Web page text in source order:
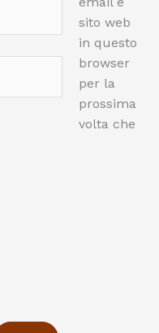
sito web
in questo
browser
per la
prossima
volta che